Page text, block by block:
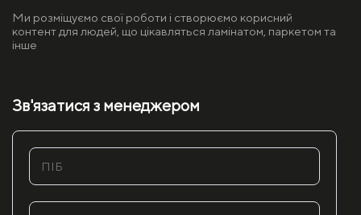
Ми розміщуємо свої роботи і створюємо корисний
контент для людей, що цікавляться ламінатом, паркетом та
інше
Зв'язатися з менеджером